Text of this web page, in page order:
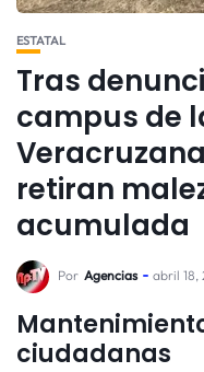
ESTATAL
Tras
campus de
retiran
acumulada
Por Agencias abril 18,
ciudadanas